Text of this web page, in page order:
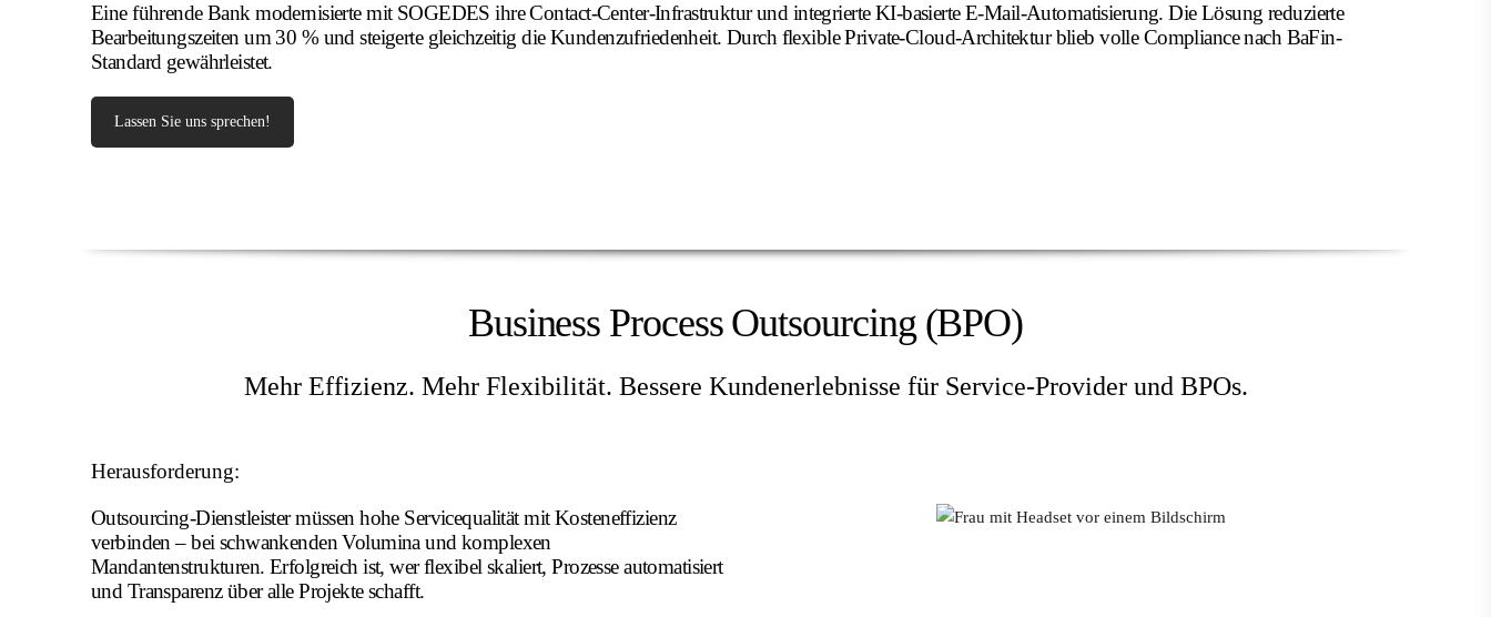
Eine führende Bank modernisierte mit SOGEDES ihre Contact-Center-Infrastruktur und integrierte KI-basierte E-Mail-Automatisierung. Die Lösung reduzierte
Bearbeitungszeiten um 30 % und steigerte gleichzeitig die Kundenzufriedenheit. Durch flexible Private-Cloud-Architektur blieb volle Compliance nach BaFin-
Standard gewährleistet.
Lassen Sie uns sprechen!
Business Process Outsourcing (BPO)
Mehr Effizienz. Mehr Flexibilität. Bessere Kundenerlebnisse für Service-Provider und BPOs.
Herausforderung:
Outsourcing-Dienstleister müssen hohe Servicequalität mit Kosteneffizienz
verbinden – bei schwankenden Volumina und komplexen
Mandantenstrukturen. Erfolgreich ist, wer flexibel skaliert, Prozesse automatisiert
und Transparenz über alle Projekte schafft.